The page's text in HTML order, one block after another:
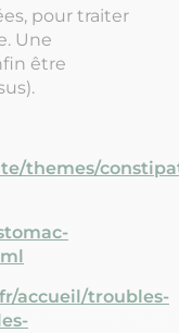
pour traiter
Une
être
themes/
accueil/troubles-